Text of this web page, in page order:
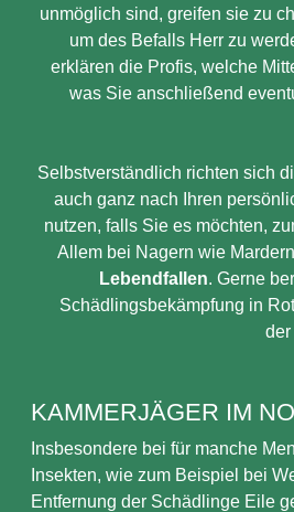
unmöglich sind, greifen sie zu
um des Befalls Herr zu
erklären die Profis, welche
was Sie anschließend
Selbstverständlich richten sich
auch ganz nach Ihren
nutzen, falls Sie es möchten,
Allem bei Nagern wie
Lebendfallen. Gerne
Schädlingsbekämpfung in
der
KAMMERJÄGER IM
Insbesondere bei für manche
Insekten, wie zum Beispiel bei
Entfernung der Schädlinge Eile